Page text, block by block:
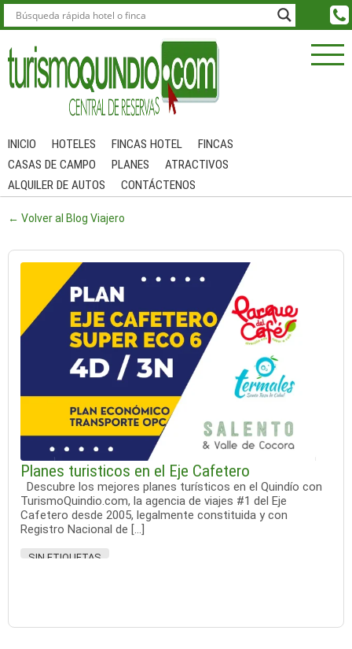
INICIO HOTELES FINCAS HOTEL
FINCAS
CASAS DE CAMPO
PLANES
ATRACTIVOS
ALQUILER DE AUTOS
CONTÁCTENOS
← Volver al Blog Viajero
Planes turisticos en el Eje Cafetero
Descubre los mejores planes turísticos en el Quindío con
TurismoQuindio.com, la agencia de viajes #1 del Eje
Cafetero desde 2005, legalmente constituida y con
Registro Nacional de […]
SIN ETIQUETAS